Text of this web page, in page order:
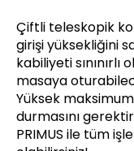
Çiftli teleskopik
girişi yüksekliğini
kabiliyeti
masaya
Yüksek
durmasını
PRIMUS ile tüm